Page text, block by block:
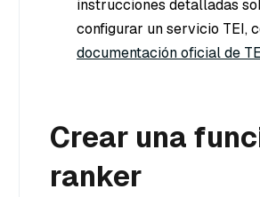
instrucciones detalladas
configurar un servicio TEI,
documentación oficial de
Crear una
ranker